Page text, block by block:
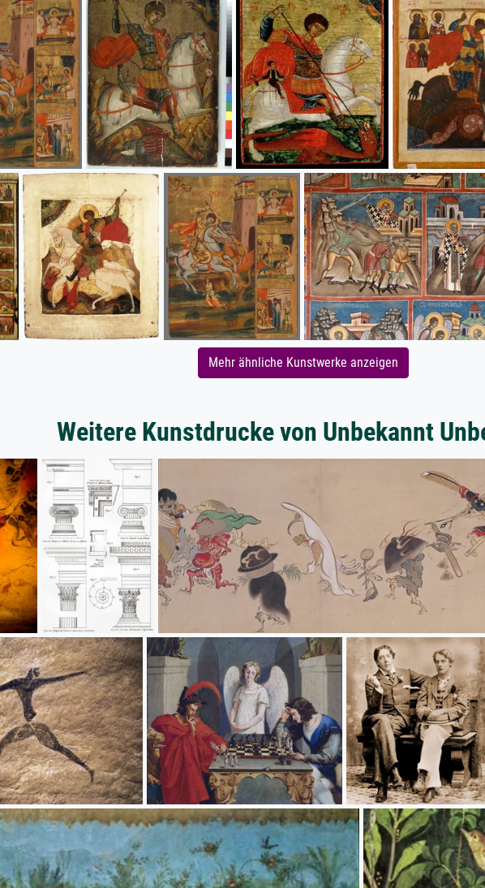
Mehr ähnliche Kunstwerke anzeigen
Weitere Kunstdrucke von Unbekannt